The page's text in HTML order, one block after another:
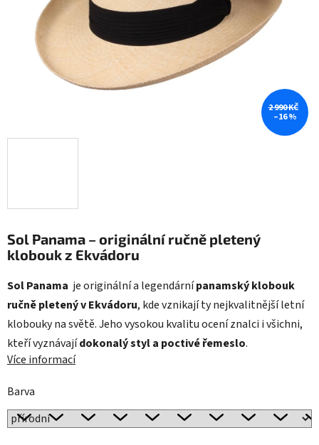
Sol Panama – originální ručně pletený
klobouk z Ekvádoru
Sol Panama je originální a legendárnípanamský klobouk
ručně pletený v Ekvádoru, kde vznikají ty nejkvalitnější letní
klobouky na světě. Jeho vysokou kvalitu ocení znalci i všichni,
kteří vyznávajídokonalý styl a poctivé řemeslo.
Více informací
Barva
2 990 KČ
–16 %